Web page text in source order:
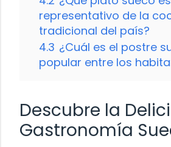
representativo de la
tradicional del país?
4.3 ¿Cuál es el postre
popular entre los
Descubre la
Gastronomía